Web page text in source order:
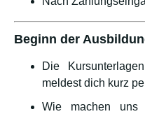
Beginn der
Die
meldest dich kurz
Wie machen